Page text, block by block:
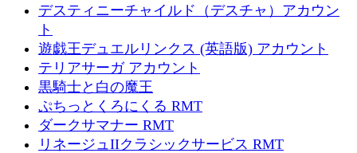
デスティニーチャイルド（デスチャ）アカウン
ト
遊戯王デュエルリンクス (英語版) アカウント
テリアサーガ アカウント
黒騎士と白の魔王
ぷちっとくろにくる RMT
ダークサマナー RMT
リネージュIIクラシックサービス RMT